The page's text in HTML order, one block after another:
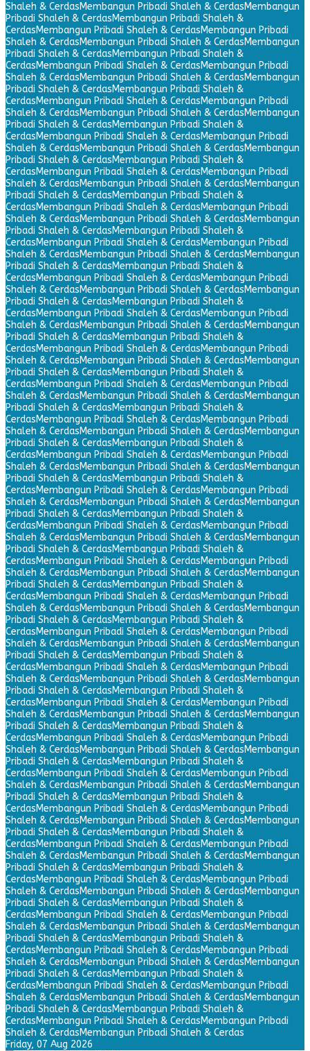
Shaleh & CerdasMembangun Pribadi Shaleh & CerdasMembangun
Pribadi Shaleh & CerdasMembangun Pribadi Shaleh &
CerdasMembangun Pribadi Shaleh & CerdasMembangun Pribadi
Shaleh & CerdasMembangun Pribadi Shaleh & CerdasMembangun
Pribadi Shaleh & CerdasMembangun Pribadi Shaleh &
CerdasMembangun Pribadi Shaleh & CerdasMembangun Pribadi
Shaleh & CerdasMembangun Pribadi Shaleh & CerdasMembangun
Pribadi Shaleh & CerdasMembangun Pribadi Shaleh &
CerdasMembangun Pribadi Shaleh & CerdasMembangun Pribadi
Shaleh & CerdasMembangun Pribadi Shaleh & CerdasMembangun
Pribadi Shaleh & CerdasMembangun Pribadi Shaleh &
CerdasMembangun Pribadi Shaleh & CerdasMembangun Pribadi
Shaleh & CerdasMembangun Pribadi Shaleh & CerdasMembangun
Pribadi Shaleh & CerdasMembangun Pribadi Shaleh &
CerdasMembangun Pribadi Shaleh & CerdasMembangun Pribadi
Shaleh & CerdasMembangun Pribadi Shaleh & CerdasMembangun
Pribadi Shaleh & CerdasMembangun Pribadi Shaleh &
CerdasMembangun Pribadi Shaleh & CerdasMembangun Pribadi
Shaleh & CerdasMembangun Pribadi Shaleh & CerdasMembangun
Pribadi Shaleh & CerdasMembangun Pribadi Shaleh &
CerdasMembangun Pribadi Shaleh & CerdasMembangun Pribadi
Shaleh & CerdasMembangun Pribadi Shaleh & CerdasMembangun
Pribadi Shaleh & CerdasMembangun Pribadi Shaleh &
CerdasMembangun Pribadi Shaleh & CerdasMembangun Pribadi
Shaleh & CerdasMembangun Pribadi Shaleh & CerdasMembangun
Pribadi Shaleh & CerdasMembangun Pribadi Shaleh &
CerdasMembangun Pribadi Shaleh & CerdasMembangun Pribadi
Shaleh & CerdasMembangun Pribadi Shaleh & CerdasMembangun
Pribadi Shaleh & CerdasMembangun Pribadi Shaleh &
CerdasMembangun Pribadi Shaleh & CerdasMembangun Pribadi
Shaleh & CerdasMembangun Pribadi Shaleh & CerdasMembangun
Pribadi Shaleh & CerdasMembangun Pribadi Shaleh &
CerdasMembangun Pribadi Shaleh & CerdasMembangun Pribadi
Shaleh & CerdasMembangun Pribadi Shaleh & CerdasMembangun
Pribadi Shaleh & CerdasMembangun Pribadi Shaleh &
CerdasMembangun Pribadi Shaleh & CerdasMembangun Pribadi
Shaleh & CerdasMembangun Pribadi Shaleh & CerdasMembangun
Pribadi Shaleh & CerdasMembangun Pribadi Shaleh &
CerdasMembangun Pribadi Shaleh & CerdasMembangun Pribadi
Shaleh & CerdasMembangun Pribadi Shaleh & CerdasMembangun
Pribadi Shaleh & CerdasMembangun Pribadi Shaleh &
CerdasMembangun Pribadi Shaleh & CerdasMembangun Pribadi
Shaleh & CerdasMembangun Pribadi Shaleh & CerdasMembangun
Pribadi Shaleh & CerdasMembangun Pribadi Shaleh &
CerdasMembangun Pribadi Shaleh & CerdasMembangun Pribadi
Shaleh & CerdasMembangun Pribadi Shaleh & CerdasMembangun
Pribadi Shaleh & CerdasMembangun Pribadi Shaleh &
CerdasMembangun Pribadi Shaleh & CerdasMembangun Pribadi
Shaleh & CerdasMembangun Pribadi Shaleh & CerdasMembangun
Pribadi Shaleh & CerdasMembangun Pribadi Shaleh &
CerdasMembangun Pribadi Shaleh & CerdasMembangun Pribadi
Shaleh & CerdasMembangun Pribadi Shaleh & CerdasMembangun
Pribadi Shaleh & CerdasMembangun Pribadi Shaleh &
CerdasMembangun Pribadi Shaleh & CerdasMembangun Pribadi
Shaleh & CerdasMembangun Pribadi Shaleh & CerdasMembangun
Pribadi Shaleh & CerdasMembangun Pribadi Shaleh &
CerdasMembangun Pribadi Shaleh & CerdasMembangun Pribadi
Shaleh & CerdasMembangun Pribadi Shaleh & CerdasMembangun
Pribadi Shaleh & CerdasMembangun Pribadi Shaleh &
CerdasMembangun Pribadi Shaleh & CerdasMembangun Pribadi
Shaleh & CerdasMembangun Pribadi Shaleh & CerdasMembangun
Pribadi Shaleh & CerdasMembangun Pribadi Shaleh &
CerdasMembangun Pribadi Shaleh & CerdasMembangun Pribadi
Shaleh & CerdasMembangun Pribadi Shaleh & CerdasMembangun
Pribadi Shaleh & CerdasMembangun Pribadi Shaleh &
CerdasMembangun Pribadi Shaleh & CerdasMembangun Pribadi
Shaleh & CerdasMembangun Pribadi Shaleh & CerdasMembangun
Pribadi Shaleh & CerdasMembangun Pribadi Shaleh &
CerdasMembangun Pribadi Shaleh & CerdasMembangun Pribadi
Shaleh & CerdasMembangun Pribadi Shaleh & CerdasMembangun
Pribadi Shaleh & CerdasMembangun Pribadi Shaleh &
CerdasMembangun Pribadi Shaleh & CerdasMembangun Pribadi
Shaleh & CerdasMembangun Pribadi Shaleh & CerdasMembangun
Pribadi Shaleh & CerdasMembangun Pribadi Shaleh &
CerdasMembangun Pribadi Shaleh & CerdasMembangun Pribadi
Shaleh & CerdasMembangun Pribadi Shaleh & CerdasMembangun
Pribadi Shaleh & CerdasMembangun Pribadi Shaleh &
CerdasMembangun Pribadi Shaleh & CerdasMembangun Pribadi
Shaleh & CerdasMembangun Pribadi Shaleh & CerdasMembangun
Pribadi Shaleh & CerdasMembangun Pribadi Shaleh &
CerdasMembangun Pribadi Shaleh & CerdasMembangun Pribadi
Shaleh & CerdasMembangun Pribadi Shaleh & CerdasMembangun
Pribadi Shaleh & CerdasMembangun Pribadi Shaleh &
CerdasMembangun Pribadi Shaleh & CerdasMembangun Pribadi
Shaleh & CerdasMembangun Pribadi Shaleh & CerdasMembangun
Pribadi Shaleh & CerdasMembangun Pribadi Shaleh &
CerdasMembangun Pribadi Shaleh & CerdasMembangun Pribadi
Shaleh & CerdasMembangun Pribadi Shaleh & Cerdas
Friday, 07 Aug 2026